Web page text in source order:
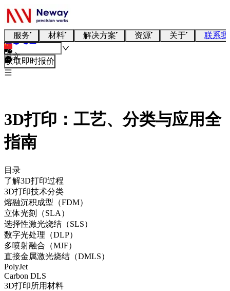
服务 材料 解决方案 资源 关于 联系
中文
获取即时报价
3D打印：工艺、分类与应用全
指南
目录
了解3D打印过程
3D打印技术分类
熔融沉积成型（FDM）
立体光刻（SLA）
选择性激光烧结（SLS）
数字光处理（DLP）
多喷射融合（MJF）
直接金属激光烧结（DMLS）
PolyJet
Carbon DLS
3D打印所用材料